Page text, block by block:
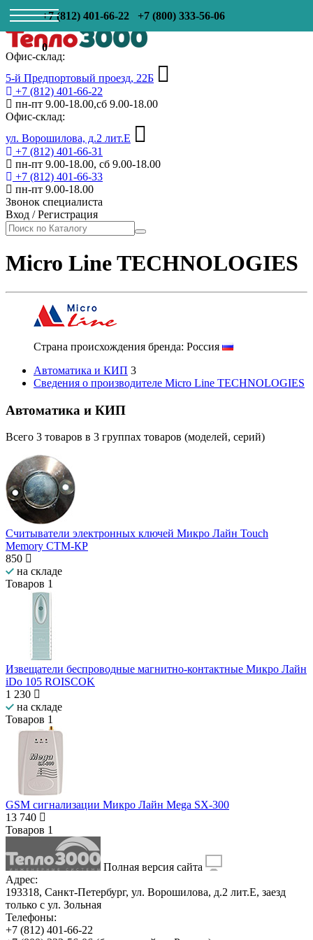
+7 (812) 401-66-22 +7 (800) 333-56-06
0
Офис-склад:
5-й Предпортовый проезд, 22Б
+7 (812) 401-66-22
пн-пт 9.00-18.00,сб 9.00-18.00
Офис-склад:
ул. Ворошилова, д.2 лит.Е
+7 (812) 401-66-31
пн-пт 9.00-18.00, сб 9.00-18.00
+7 (812) 401-66-33
пн-пт 9.00-18.00
Звонок специалиста
Вход /Регистрация
Micro Line TECHNOLOGIES
Страна происхождения бренда: Россия
Автоматика и КИП 3
Сведения о производителе Micro Line TECHNOLOGIES
Автоматика и КИП
Всего 3 товаров в 3 группах товаров (моделей, серий)
Считыватели электронных ключей Микро Лайн Touch
Mеmory СТМ-КР
850
на складе
Товаров 1
Извещатели беспроводные магнитно-контактные Микро Лайн
iDo 105 ROISCOK
1 230
на складе
Товаров 1
GSM сигнализации Микро Лайн Mega SX-300
13 740
Товаров 1
Полная версия сайта
Адрес:
193318, Санкт-Петербург, ул. Ворошилова, д.2 лит.Е, заезд
только с ул. Зольная
Телефоны:
+7 (812) 401-66-22